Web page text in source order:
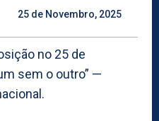
25 de Novembro, 2025
no 25 de
sem o outro” —